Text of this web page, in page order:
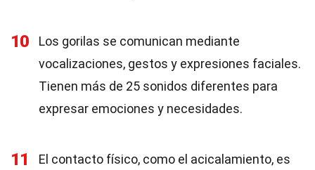
10
Los gorilas se comunican mediante
vocalizaciones, gestos y expresiones faciales.
Tienen más de 25 sonidos diferentes para
expresar emociones y necesidades.
11
El contacto físico, como el acicalamiento, es